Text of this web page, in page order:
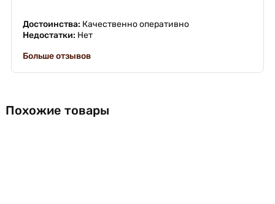
Достоинства: Качественно оперативно
Недостатки: Нет
Больше отзывов
Похожие товары